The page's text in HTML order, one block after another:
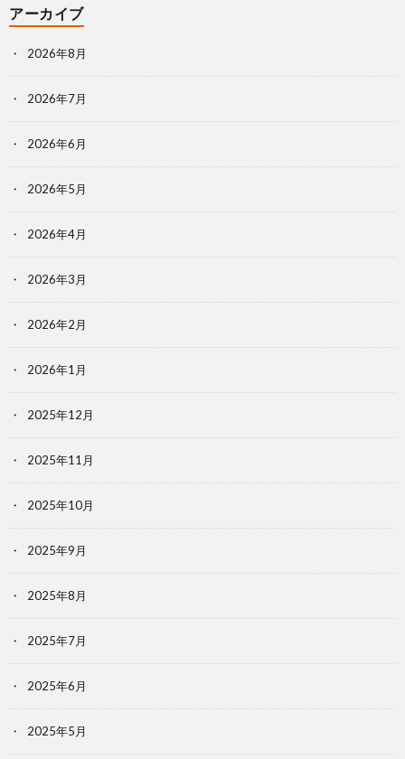
アーカイブ
2026年8月
2026年7月
2026年6月
2026年5月
2026年4月
2026年3月
2026年2月
2026年1月
2025年12月
2025年11月
2025年10月
2025年9月
2025年8月
2025年7月
2025年6月
2025年5月